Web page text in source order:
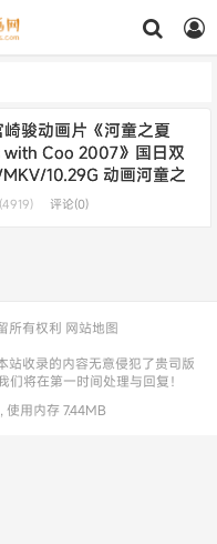
骏动画片《河童之夏
with Coo 2007》国日双
10.29G 动画河童之
评论(0)
所有权利 网站地图
站收录的内容无意侵犯了贵司版
将在第一时间处理与回复！
使用内存 7.44MB